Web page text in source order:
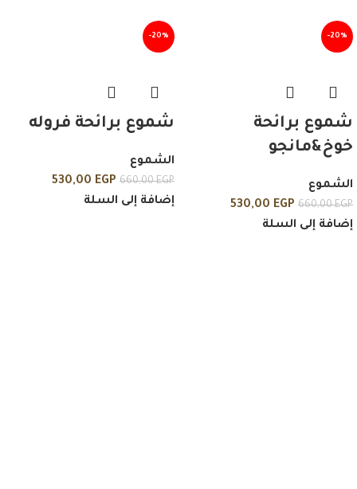
-20%
شموع برائحة
خوخ&مانجو
الشموع
660,00EGP
530,00 EGP
إضافة إلى السلة
-20%
شموع برائحة فروله
الشموع
660,00EGP
530,00 EGP
إضافة إلى السلة